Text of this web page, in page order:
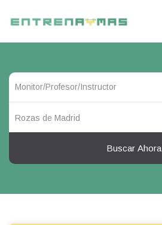
Rozas de Madrid
Buscar Ahora